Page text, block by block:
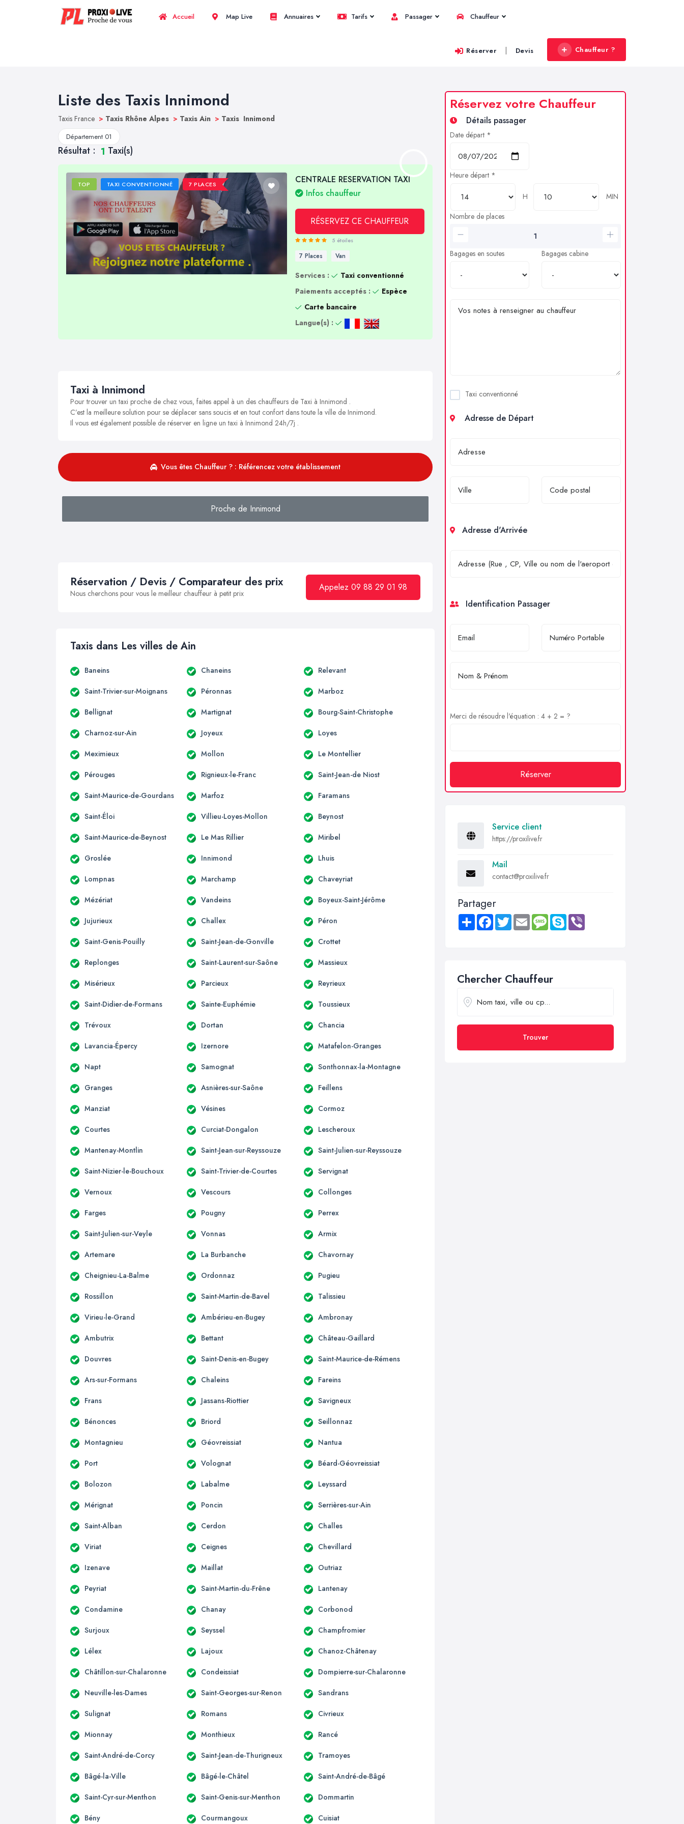
Accueil Map Live Annuaires Tarifs Passager Chauffeur
Réserver | Devis Chauffeur ?
Liste des Taxis Innimond
Taxis France > Taxis Rhône Alpes > Taxis Ain > Taxis Innimond
Département 01
Résultat : 1 Taxi(s)
TOP TAXI CONVENTIONNÉ 7 PLACES
CENTRALE RESERVATION TAXI
Infos chauffeur
RÉSERVEZ CE CHAUFFEUR
5 étoiles
7 Places Van
Services :
Taxi conventionné
Paiements acceptés :
Espèce
Carte bancaire
Langue(s) :
Taxi à Innimond
Pour trouver un taxi proche de chez vous, faites appel à un des chauffeurs de Taxi à Innimond .
C’est la meilleure solution pour se déplacer sans soucis et en tout confort dans toute la ville de Innimond.
Il vous est également possible de réserver en ligne un taxi à Innimond 24h/7j .
Vous êtes Chauffeur ? : Référencez votre établissement
Proche de Innimond
Réservation / Devis / Comparateur des prix
Nous cherchons pour vous le meilleur chauffeur à petit prix
Appelez 09 88 29 01 98
Taxis dans Les villes de Ain
Baneins Chaneins Relevant
Saint-Trivier-sur-Moignans Péronnas Marboz
Bellignat Martignat Bourg-Saint-Christophe
Charnoz-sur-Ain Joyeux Loyes
Meximieux Mollon Le Montellier
Pérouges Rignieux-le-Franc Saint-Jean-de Niost
Saint-Maurice-de-Gourdans Marfoz Faramans
Saint-Éloi Villieu-Loyes-Mollon Beynost
Saint-Maurice-de-Beynost Le Mas Rillier Miribel
Groslée Innimond Lhuis
Lompnas Marchamp Chaveyriat
Mézériat Vandeins Boyeux-Saint-Jérôme
Jujurieux Challex Péron
Saint-Genis-Pouilly Saint-Jean-de-Gonville Crottet
Replonges Saint-Laurent-sur-Saône Massieux
Misérieux Parcieux Reyrieux
Saint-Didier-de-Formans Sainte-Euphémie Toussieux
Trévoux Dortan Chancia
Lavancia-Épercy Izernore Matafelon-Granges
Napt Samognat Sonthonnax-la-Montagne
Granges Asnières-sur-Saône Feillens
Manziat Vésines Cormoz
Courtes Curciat-Dongalon Lescheroux
Mantenay-Montlin Saint-Jean-sur-Reyssouze Saint-Julien-sur-Reyssouze
Saint-Nizier-le-Bouchoux Saint-Trivier-de-Courtes Servignat
Vernoux Vescours Collonges
Farges Pougny Perrex
Saint-Julien-sur-Veyle Vonnas Armix
Artemare La Burbanche Chavornay
Cheignieu-La-Balme Ordonnaz Pugieu
Rossillon Saint-Martin-de-Bavel Talissieu
Virieu-le-Grand Ambérieu-en-Bugey Ambronay
Ambutrix Bettant Château-Gaillard
Douvres Saint-Denis-en-Bugey Saint-Maurice-de-Rémens
Ars-sur-Formans Chaleins Fareins
Frans Jassans-Riottier Savigneux
Bénonces Briord Seillonnaz
Montagnieu Géovreissiat Nantua
Port Volognat Béard-Géovreissiat
Bolozon Labalme Leyssard
Mérignat Poncin Serrières-sur-Ain
Saint-Alban Cerdon Challes
Viriat Ceignes Chevillard
Izenave Maillat Outriaz
Peyriat Saint-Martin-du-Frêne Lantenay
Condamine Chanay Corbonod
Surjoux Seyssel Champfromier
Lélex Lajoux Chanoz-Châtenay
Châtillon-sur-Chalaronne Condeissiat Dompierre-sur-Chalaronne
Neuville-les-Dames Saint-Georges-sur-Renon Sandrans
Sulignat Romans Civrieux
Mionnay Monthieux Rancé
Saint-André-de-Corcy Saint-Jean-de-Thurigneux Tramoyes
Bâgé-la-Ville Bâgé-le-Châtel Saint-André-de-Bâgé
Saint-Cyr-sur-Menthon Saint-Genis-sur-Menthon Dommartin
Bény Courmangoux Cuisiat
Réservez votre Chauffeur
Détails passager
Date départ *
Heure départ *
H
MIN
Nombre de places
Bagages en soutes Bagages cabine
Taxi conventionné
Adresse de Départ
Adresse d'Arrivée
Identification Passager
Merci de résoudre l'équation : 4 + 2 = ?
Réserver
Service client
https://proxilive.fr
Mail
contact@proxilive.fr
Partager
Share FacebookTwitter Email MessageSkype
Chercher Chauffeur
Trouver